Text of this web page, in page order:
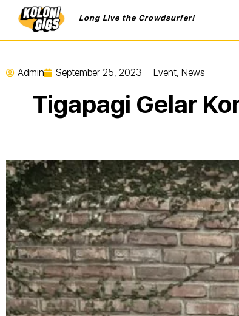
Long Live the Crowdsurfer!
Admin September 25, 2023 Event, News
Tigapagi Gelar